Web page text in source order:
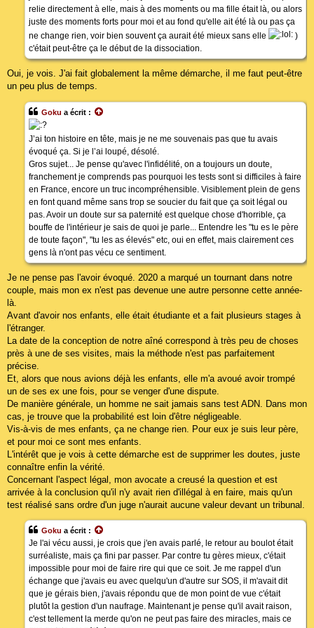
relie directement à elle, mais à des moments ou ma fille était là, ou alors
juste des moments forts pour moi et au fond qu'elle ait été là ou pas ça
ne change rien, voir bien souvent ça aurait été mieux sans elle
)
c'était peut-être ça le début de la dissociation.
Oui, je vois. J'ai fait globalement la même démarche, il me faut peut-être
un peu plus de temps.
Goku a écrit :
J’ai ton histoire en tête, mais je ne me souvenais pas que tu avais
évoqué ça. Si je l’ai loupé, désolé.
Gros sujet... Je pense qu'avec l'infidélité, on a toujours un doute,
franchement je comprends pas pourquoi les tests sont si difficiles à faire
en France, encore un truc incompréhensible. Visiblement plein de gens
en font quand même sans trop se soucier du fait que ça soit légal ou
pas. Avoir un doute sur sa paternité est quelque chose d'horrible, ça
bouffe de l'intérieur je sais de quoi je parle... Entendre les "tu es le père
de toute façon", "tu les as élevés" etc, oui en effet, mais clairement ces
gens là n'ont pas vécu ce sentiment.
Je ne pense pas l'avoir évoqué. 2020 a marqué un tournant dans notre
couple, mais mon ex n'est pas devenue une autre personne cette année-
là.
Avant d'avoir nos enfants, elle était étudiante et a fait plusieurs stages à
l'étranger.
La date de la conception de notre aîné correspond à très peu de choses
près à une de ses visites, mais la méthode n'est pas parfaitement
précise.
Et, alors que nous avions déjà les enfants, elle m'a avoué avoir trompé
un de ses ex une fois, pour se venger d'une dispute.
De manière générale, un homme ne sait jamais sans test ADN. Dans mon
cas, je trouve que la probabilité est loin d'être négligeable.
Vis-à-vis de mes enfants, ça ne change rien. Pour eux je suis leur père,
et pour moi ce sont mes enfants.
L'intérêt que je vois à cette démarche est de supprimer les doutes, juste
connaître enfin la vérité.
Concernant l'aspect légal, mon avocate a creusé la question et est
arrivée à la conclusion qu'il n'y avait rien d'illégal à en faire, mais qu'un
test réalisé sans ordre d'un juge n'aurait aucune valeur devant un tribunal.
Goku a écrit :
Je l'ai vécu aussi, je crois que j'en avais parlé, le retour au boulot était
surréaliste, mais ça fini par passer. Par contre tu gères mieux, c'était
impossible pour moi de faire rire qui que ce soit. Je me rappel d'un
échange que j'avais eu avec quelqu'un d'autre sur SOS, il m'avait dit
que je gérais bien, j'avais répondu que de mon point de vue c'était
plutôt la gestion d'un naufrage. Maintenant je pense qu'il avait raison,
c'est tellement la merde qu'on ne peut pas faire des miracles, mais ce